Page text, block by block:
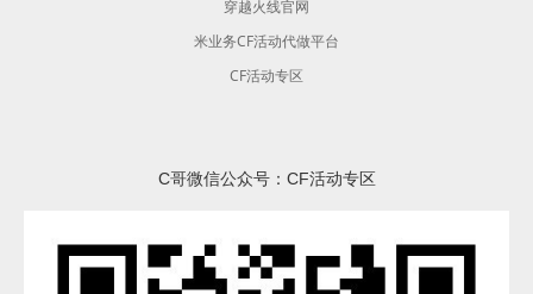
穿越火线官网
米业务CF活动代做平台
CF活动专区
C哥微信公众号：CF活动专区